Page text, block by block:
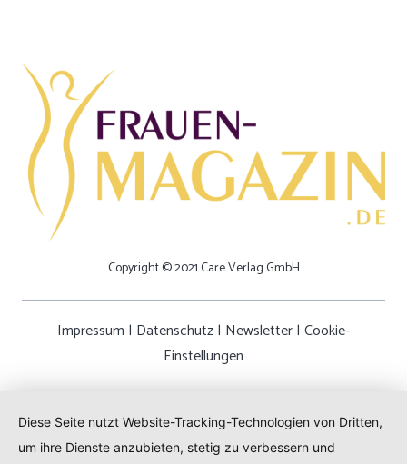
Copyright © 2021 Care Verlag GmbH
Impressum | Datenschutz| Newsletter| Cookie-
Einstellungen
Diese Seite nutzt Website-Tracking-Technologien von Dritten,
um ihre Dienste anzubieten, stetig zu verbessern und